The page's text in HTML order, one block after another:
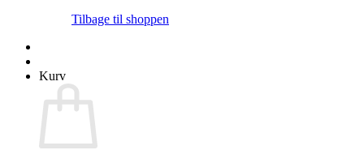
Tilbage til shoppen
Kurv